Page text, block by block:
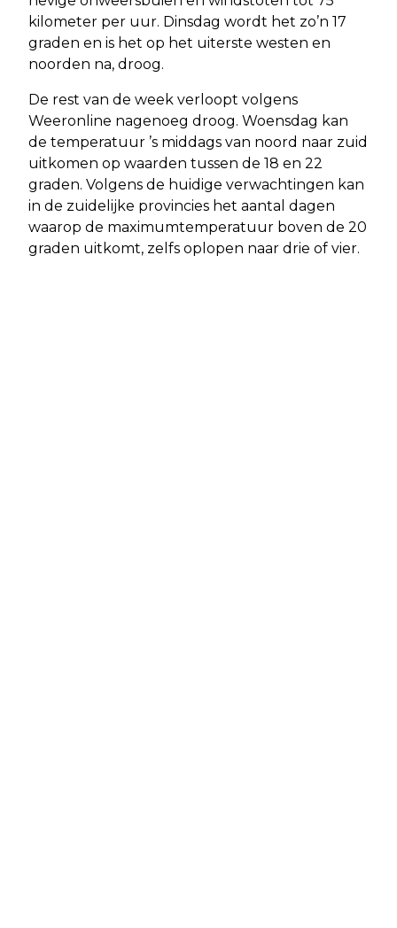
kilometer per uur. Dinsdag wordt het zo’n 17
graden en is het op het uiterste westen en
noorden na, droog.
De rest van de week verloopt volgens
Weeronline nagenoeg droog. Woensdag kan
de temperatuur ’s middags van noord naar zuid
uitkomen op waarden tussen de 18 en 22
graden. Volgens de huidige verwachtingen kan
in de zuidelijke provincies het aantal dagen
waarop de maximumtemperatuur boven de 20
graden uitkomt, zelfs oplopen naar drie of vier.